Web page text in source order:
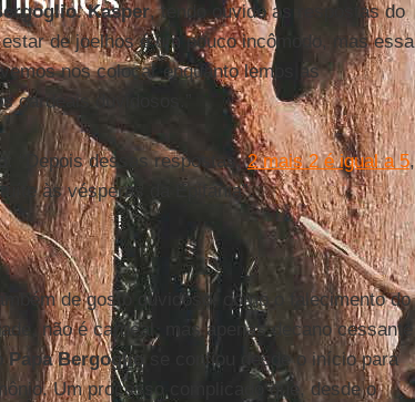
.Kasper, tendo ouvido as respostas do
de joelhos é um pouco incômodo, mas essa
nos colocar enquanto lemos as
cardeais duvidosos.”
: “Depois dessas respostas,2 mais 2 é igual a 5,
às vésperas da Epifania”.
de gosto duvidoso, como o falecimento do
não é cardeal, mas apenas decano cessante
Papa Bergoglio se confiou desde o início para
Um processo complicado que, desde o